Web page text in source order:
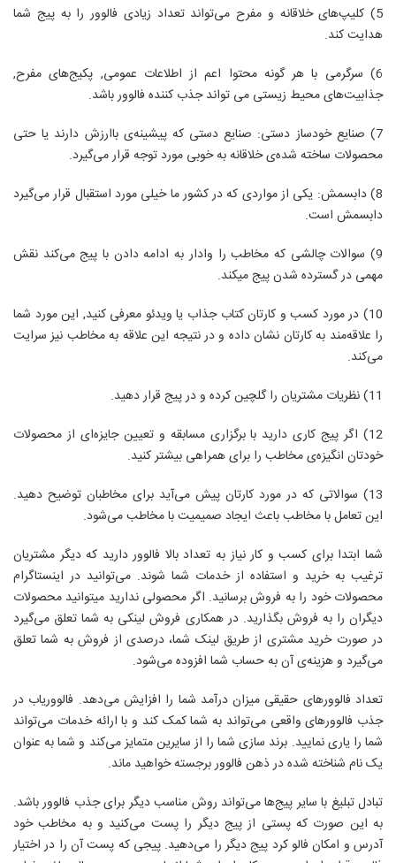
5) کلیپ‌های خلاقانه و مفرح می‌تواند تعداد زیادی فالوور را به پیج شما
هدایت کند.
6) سرگرمی با هر گونه محتوا اعم از اطلاعات عمومی, پکیج‌های مفرح‌,
جذابیت‌های محیط زیستی می تواند جذب کننده فالوور باشد.
7) صنایع خودساز دستی: صنایع دستی که پیشینه‌ی باارزش دارند یا حتی
محصولات ساخته شده‌ی خلاقانه به خوبی مورد توجه قرار می‌گیرد.
8) دابسمش: یکی از مواردی که در کشور ما خیلی مورد استقبال قرار می‌گیرد
دابسمش است.
9) سوالات چالشی که مخاطب را وادار به ادامه دادن با پیج می‌کند نقش
مهمی در گسترده شدن پیج میکند.
10) در مورد کسب و کارتان کتاب جذاب یا ویدئو معرفی کنید, این مورد شما
را علاقه‌مند به کارتان نشان داده و در نتیجه این علاقه به مخاطب نیز سرایت
می‌کند.
11) نظریات مشتریان را گلچین کرده و در پیج قرار دهید.
12) اگر پیج کاری دارید با برگزاری مسابقه و تعیین جایزه‌ای از محصولات
خودتان انگیزه‌ی مخاطب را برای همراهی بیشتر کنید.
13) سوالاتی که در مورد کارتان پیش می‌آید برای مخاطبان توضیح دهید.
این تعامل با مخاطب باعث ایجاد صمیمیت با مخاطب می‌شود.
شما ابتدا برای کسب و کار نیاز به تعداد بالا فالوور دارید که دیگر مشتریان
ترغیب به خرید و استفاده از خدمات شما شوند. می‌توانید در اینستاگرام
محصولات خود را به فروش برسانید. اگر محصولی ندارید میتوانید محصولات
دیگران را به فروش بگذارید. در همکاری فروش لینکی به شما تعلق می‌گیرد
در صورت خرید مشتری از طریق لینک شما، درصدی از فروش به شما تعلق
می‌گیرد و هزینه‌ی آن به حساب شما افزوده می‌شود.
تعداد فالوورهای حقیقی میزان درآمد شما را افزایش می‌دهد. فالووریاب در
جذب فالوورهای واقعی می‌تواند به شما کمک کند و با ارائه خدمات می‌تواند
شما را یاری نمایید. برند سازی شما را از سایرین متمایز می‌کند و شما به عنوان
یک نام شناخته شده در ذهن فالوور برجسته خواهید ماند.
تبادل تبلیغ با سایر پیج‌ها می‌تواند روش مناسب دیگر برای جذب فالوور باشد.
به این صورت که پستی از پیج دیگر را پست می‌کنید و به مخاطب خود
آدرس و امکان فالو کرد پیج دیگر را می‌دهید. پیجی که پست آن را در اختیار